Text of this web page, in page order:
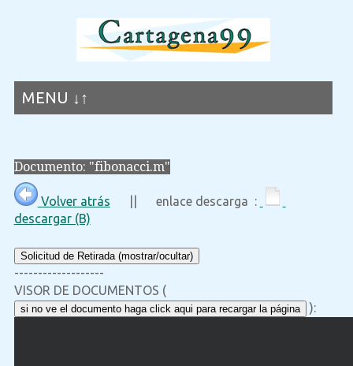
MENU ↓↑
Documento: "fibonacci.m"
Volver atrás || enlace descarga :
descargar (B)
Solicitud de Retirada (mostrar/ocultar)
-------------------
VISOR DE DOCUMENTOS (
si no ve el documento haga click aqui para recargar la página ):